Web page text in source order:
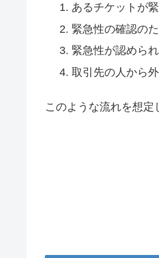
あるチケットが
緊急性の確認の
緊急性が認めら
取引先の人から
このような流れを想定